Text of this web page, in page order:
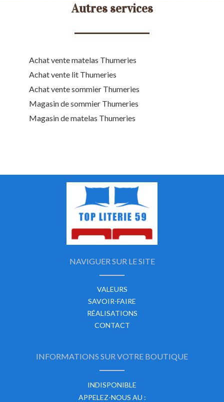
Autres services
Achat vente matelas Thumeries
Achat vente lit Thumeries
Achat vente sommier Thumeries
Magasin de sommier Thumeries
Magasin de matelas Thumeries
NAVIGUER SUR LE SITE
VALEURS
SAVOIR-FAIRE
RÉALISATIONS
CONTACT
INFORMATIONS SUR VOTRE BOUTIQUE
INDISPONIBLE
APPELEZ-NOUS AU :